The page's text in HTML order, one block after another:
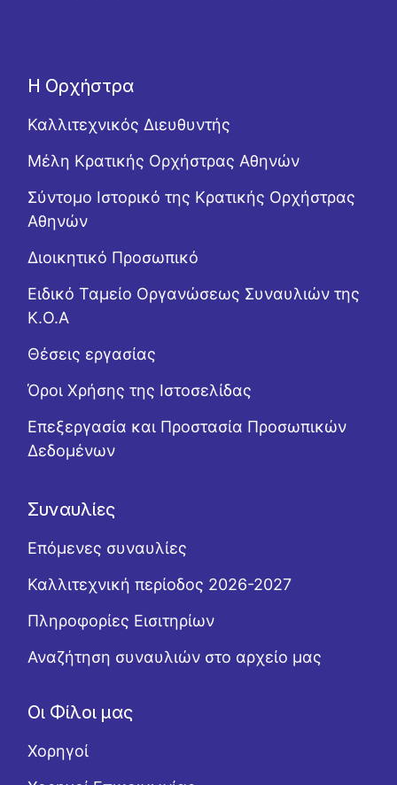
Η Ορχήστρα
Καλλιτεχνικός Διευθυντής
Μέλη Κρατικής Ορχήστρας Αθηνών
Σύντομο Ιστορικό της Κρατικής Ορχήστρας
Αθηνών
Διοικητικό Προσωπικό
Ειδικό Ταμείο Οργανώσεως Συναυλιών της
Κ.Ο.Α
Θέσεις εργασίας
Όροι Χρήσης της Ιστοσελίδας
Επεξεργασία και Προστασία Προσωπικών
Δεδομένων
Συναυλίες
Επόμενες συναυλίες
Καλλιτεχνική περίοδος 2026-2027
Πληροφορίες Εισιτηρίων
Αναζήτηση συναυλιών στο αρχείο μας
Οι Φίλοι μας
Χορηγοί